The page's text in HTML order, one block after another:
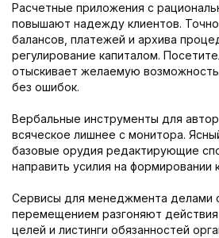
Расчетные приложения с
повышают надежду клиентов.
балансов, платежей и архива
регулирование капиталом.
отыскивает желаемую
без ошибок.
Вербальные инструменты для
всяческое лишнее с монитора.
базовые орудия редактирующие
направить усилия на формировании
Сервисы для менеджмента делами
перемещением разгоняют
целей и листинги обязанностей